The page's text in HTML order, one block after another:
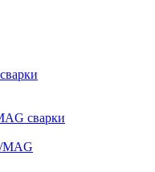
сварки
MAG